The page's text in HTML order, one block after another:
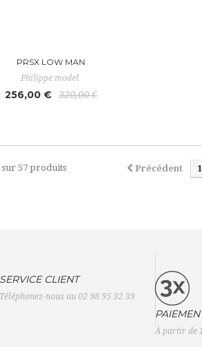
PRSX LOW MAN
Philippe model
256,00 € 320,00 €
Précédent 1
sur 57 produits
SERVICE CLIENT
Téléphonez-nous au 02 98 95 32 39
À partir de